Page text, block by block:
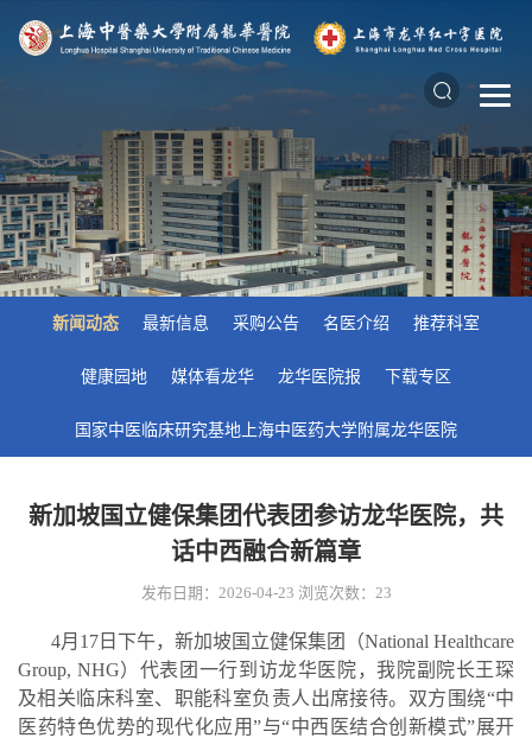
新闻动态 最新信息 采购公告 名医介绍 推荐科室
健康园地 媒体看龙华 龙华医院报 下载专区
国家中医临床研究基地上海中医药大学附属龙华医院
新加坡国立健保集团代表团参访龙华医院，共
话中西融合新篇章
发布日期：2026-04-23 浏览次数： 23
4月17日下午，新加坡国立健保集团（National Healthcare
Group, NHG）代表团一行到访龙华医院，我院副院长王琛
及相关临床科室、职能科室负责人出席接待。双方围绕“中
医药特色优势的现代化应用”与“中西医结合创新模式”展开